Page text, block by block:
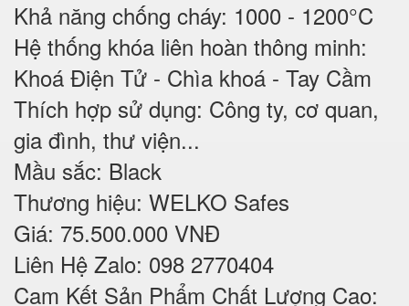
Khả năng chống cháy: 1000 - 1200°C
Hệ thống khóa liên hoàn thông minh:
Khoá Điện Tử - Chìa khoá - Tay Cầm
Thích hợp sử dụng: Công ty, cơ quan,
gia đình, thư viện...
Mầu sắc: Black
Thương hiệu: WELKO Safes
Giá: 75.500.000 VNĐ
Liên Hệ Zalo: 098 2770404
Cam Kết Sản Phẩm Chất Lượng Cao: